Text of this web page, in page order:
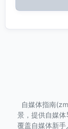
自媒体指南
景，提供自媒体
覆盖自媒体新